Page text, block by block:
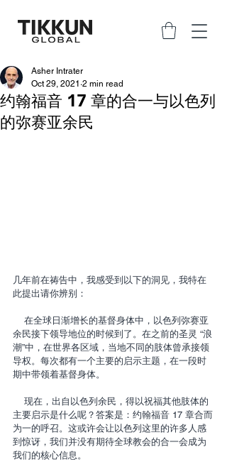
约翰福音 17 章的合一与以色列
的弥赛亚余民
Asher Intrater
Oct 29, 2021 2 min read
几年前在祷告中，我感受到以下的洞见，我特在
此提出请你辨别：
余民接下领导地位的时候到了。在之前的圣灵 “浪
潮”中，在世界各区域，当地不同的肢体曾承接领
导权。每次都有一个主要的启示主题，在一段时
期中带领着基督身体。
主要启示是什么呢？答案是：约翰福音 17 章合而
为一的呼召。这或许会让以色列这里的许多人感
到惊讶，我们并没有期待全球教会的合一会成为
我们的核心信息。